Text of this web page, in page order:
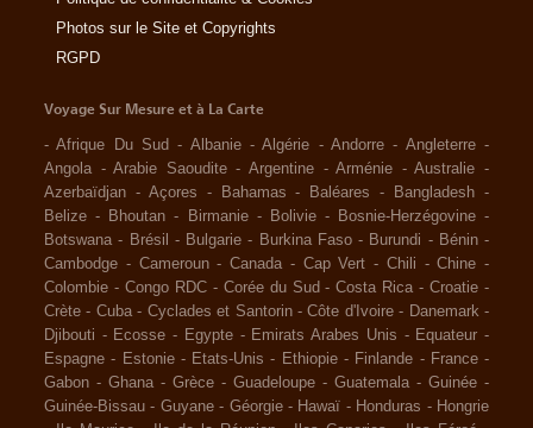
Photos sur le Site et Copyrights
RGPD
Voyage Sur Mesure et à La Carte
-Afrique Du Sud - Albanie -Algérie -Andorre - Angleterre -
Angola -Arabie Saoudite -Argentine -Arménie -Australie -
Azerbaïdjan - Açores - Bahamas - Baléares - Bangladesh -
Belize - Bhoutan - Birmanie - Bolivie - Bosnie-Herzégovine -
Botswana - Brésil - Bulgarie - Burkina Faso - Burundi - Bénin -
Cambodge - Cameroun - Canada - Cap Vert - Chili -Chine -
Colombie - Congo RDC - Corée du Sud -Costa Rica -Croatie -
Crète - Cuba - Cyclades et Santorin -Côte d'Ivoire - Danemark -
Djibouti - Ecosse - Egypte - Emirats Arabes Unis - Equateur -
Espagne - Estonie - Etats-Unis - Ethiopie - Finlande - France -
Gabon - Ghana - Grèce - Guadeloupe - Guatemala - Guinée -
Guinée-Bissau - Guyane - Géorgie - Hawaï - Honduras - Hongrie